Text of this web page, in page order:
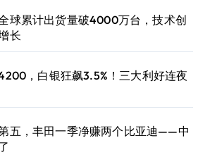
球累计出货量破4000万台，技术创
长
，白银狂飙3.5%！三大利好连夜
五，丰田一季净赚两个比亚迪——中